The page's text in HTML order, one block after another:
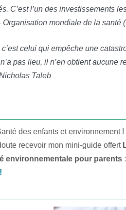
C’est l’un des investissements
mondiale de la santé
celui qui empêche une
pas lieu, il n’en obtient aucune
Taleb
des enfants et environnement
recevoir mon mini-guide offert
environnementale pour parents